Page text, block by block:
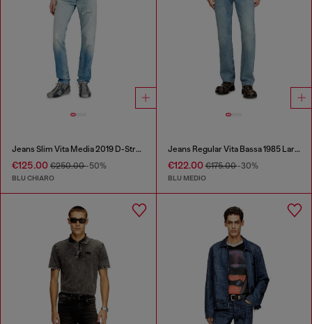
Jeans Slim Vita Media 2019 D-Strukt
€125.00 €250.00-50%
BLU CHIARO
Jeans Regular Vita Bassa 1985 Larkee
€122.00€175.00-30%
BLU MEDIO